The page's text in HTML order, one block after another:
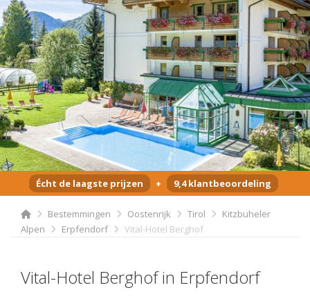
Écht de laagste prijzen + 9,4 klantbeoordeling
Bestemmingen Oostenrijk Tirol
Kitzbuheler
Alpen
Erpfendorf Vital-Hotel Berghof
Vital-Hotel Berghof in Erpfendorf